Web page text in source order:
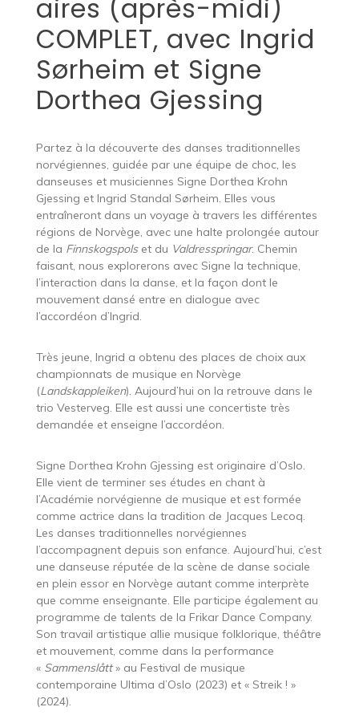
aires (après-midi)
COMPLET, avec Ingrid
Sørheim et Signe
Dorthea Gjessing
Partez à la découverte des danses traditionnelles
norvégiennes, guidée par une équipe de choc, les
danseuses et musiciennes Signe Dorthea Krohn
Gjessing et Ingrid Standal Sørheim. Elles vous
entraîneront dans un voyage à travers les différentes
régions de Norvège, avec une halte prolongée autour
de la Finnskogspolset du Valdresspringar. Chemin
faisant, nous explorerons avec Signe la technique,
l’interaction dans la danse, et la façon dont le
mouvement dansé entre en dialogue avec
l’accordéon d’Ingrid.
Très jeune, Ingrid a obtenu des places de choix aux
championnats de musique en Norvège
(Landskappleiken). Aujourd’hui on la retrouve dans le
trio Vesterveg. Elle est aussi une concertiste très
demandée et enseigne l’accordéon.
Signe Dorthea Krohn Gjessing est originaire d’Oslo.
Elle vient de terminer ses études en chant à
l’Académie norvégienne de musique et est formée
comme actrice dans la tradition de Jacques Lecoq.
Les danses traditionnelles norvégiennes
l’accompagnent depuis son enfance. Aujourd’hui, c’est
une danseuse réputée de la scène de danse sociale
en plein essor en Norvège autant comme interprète
que comme enseignante. Elle participe également au
programme de talents de la Frikar Dance Company.
Son travail artistique allie musique folklorique, théâtre
et mouvement, comme dans la performance
« Sammenslått» au Festival de musique
contemporaine Ultima d’Oslo (2023) et « Streik ! »
(2024).